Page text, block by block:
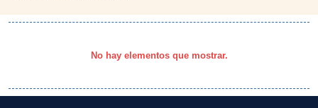
No hay elementos que mostrar.